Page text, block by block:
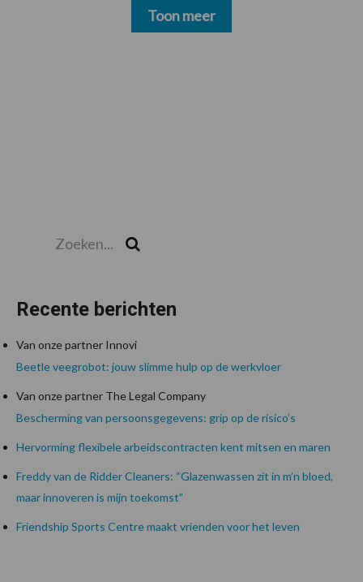
Toon meer
Recente berichten
Van onze partner Innovi
Beetle veegrobot: jouw slimme hulp op de werkvloer
Van onze partner The Legal Company
Bescherming van persoonsgegevens: grip op de risico’s
Hervorming flexibele arbeidscontracten kent mitsen en maren
Freddy van de Ridder Cleaners: “Glazenwassen zit in m’n bloed,
maar innoveren is mijn toekomst”
Friendship Sports Centre maakt vrienden voor het leven